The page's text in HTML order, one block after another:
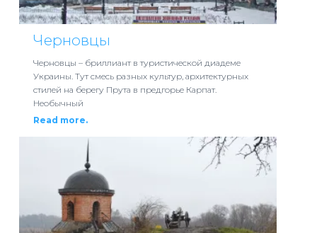
Черновцы
Черновцы – бриллиант в туристической диадеме
Украины. Тут смесь разных культур, архитектурных
стилей на берегу Прута в предгорье Карпат.
Необычный
Read more.